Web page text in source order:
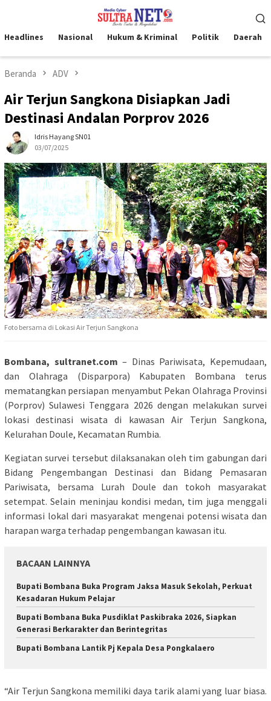
kontenMobile
Headlines Nasional Hukum & Kriminal Politik Daerah
Beranda ADV
Air Terjun Sangkona Disiapkan Jadi
Destinasi Andalan Porprov 2026
Idris Hayang SN01
03/07/2025
Foto bersama di Lokasi Air Terjun Sangkona
Bombana, sultranet.com – Dinas Pariwisata, Kepemudaan,
dan Olahraga (Disparpora) Kabupaten Bombana terus
mematangkan persiapan menyambut Pekan Olahraga Provinsi
(Porprov) Sulawesi Tenggara 2026 dengan melakukan survei
lokasi destinasi wisata di kawasan Air Terjun Sangkona,
Kelurahan Doule, Kecamatan Rumbia.
Kegiatan survei tersebut dilaksanakan oleh tim gabungan dari
Bidang Pengembangan Destinasi dan Bidang Pemasaran
Pariwisata, bersama Lurah Doule dan tokoh masyarakat
setempat. Selain meninjau kondisi medan, tim juga menggali
informasi lokal dari masyarakat mengenai potensi wisata dan
harapan warga terhadap pengembangan kawasan itu.
BACAAN LAINNYA
Bupati Bombana Buka Program Jaksa Masuk Sekolah, Perkuat
Kesadaran Hukum Pelajar
Bupati Bombana Buka Pusdiklat Paskibraka 2026, Siapkan
Generasi Berkarakter dan Berintegritas
Bupati Bombana Lantik Pj Kepala Desa Pongkalaero
“Air Terjun Sangkona memiliki daya tarik alami yang luar biasa.